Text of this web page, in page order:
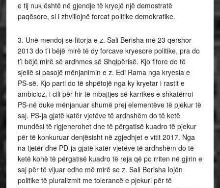
e tij nuk është në gjendje të kryejë një demostratë
paqësore, si i zhvillojnë forcat politike demokratike.
3. Unë mendoj se fitorja e z. Sali Berisha më 23 qershor
2013 do t’i bëjë mirë të dy forcave kryesore politike, pra do
t’i bëjë mirë së ardhmes së Shqipërisë. Kjo fitore do të
sjellë si pasojë mënjanimin e z. Edi Rama nga kryesia e
PS-së. Kjo parti do të shpëtojë nga ky kryetar i rastit e
ambicioz, i cili për hir të mbajtjes së karrikes e shkatërroi
PS-në duke mënjanuar shumë prej elementëve të pjekur të
saj. PS-ja gjatë katër vjetëve të ardhshëm do të ketë
mundësi të rigjenerohet dhe të përgatisë kuadro të pjekur
për të konkuruar denjësisht në zgjedhjet e vitit 2017. Nga
na tjetër dhe PD-ja gjatë katër vjetëve të ardhshëm do të
ketë kohë të përgatisë kuadro të reja që po rriten në gjirin e
saj për të vijuar edhe më mirë se z. Sali Berisha lojën
politike të pluralizmit me tolerancë e pjekuri për të